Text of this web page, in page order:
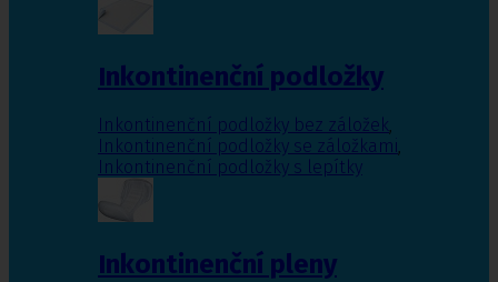
Inkontinenční podložky
Inkontinenční podložky bez záložek,
Inkontinenční podložky se záložkami,
Inkontinenční podložky s lepítky
Inkontinenční pleny